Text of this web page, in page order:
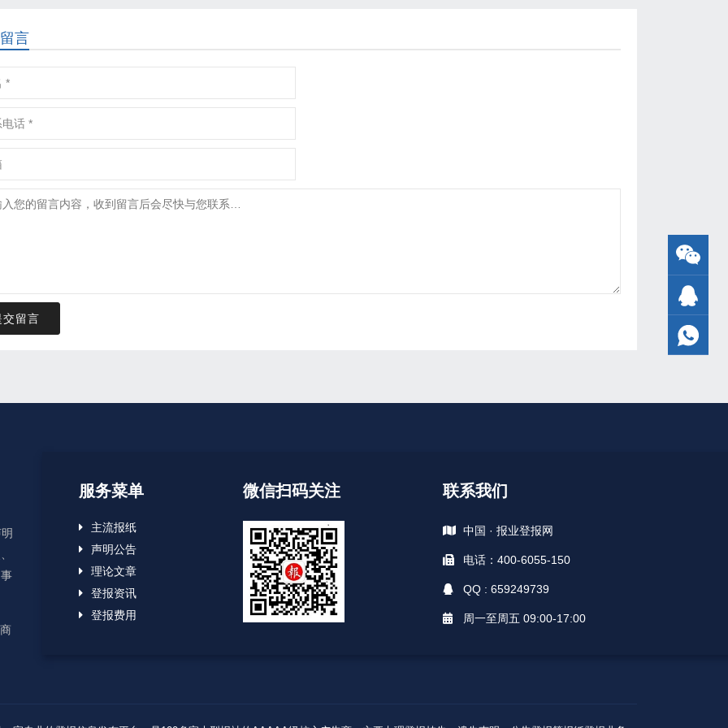
言
交留言
服务菜单
主流报纸
声明公告
理论文章
登报资讯
登报费用
微信扫码关注 联系我们
中国 · 报业登报网
电话：400-6055-150
QQ : 659249739
周一至周五 09:00-17:00